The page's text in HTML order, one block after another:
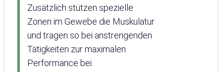
Zusätzlich stützen spezielle
Zonen im Gewebe die Muskulatur
und tragen so bei anstrengenden
Tätigkeiten zur maximalen
Performance bei.